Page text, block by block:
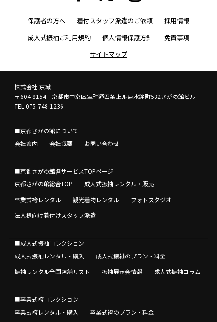
保護者の方へ 着付スタッフ派遣のご依頼
採用情報
成人式振袖ご利用規約
個人情報保護方針
免責事項
サイトマップ
株式会社 京繊
〒604-8154 京都市中京区室町通四条上ル菊水鉾町582さがの館ビル
TEL 075-748-1236
■京都さがの館について
会社案内
会社概要 お問い合わせ
■京都さがの館各サービスTOPページ
京都さがの館総合TOP
成人式振袖レンタル・販売
卒業式袴レンタル
観光着物レンタル
フォトスタジオ
法人様向け着付けスタッフ派遣
■成人式振袖コレクション
成人式振袖レンタル・購入
成人式振袖のプラン・料金
振袖レンタル全国店舗リスト
振袖展示会情報 成人式振袖コラム
■卒業式袴コレクション
卒業式袴レンタル・購入
卒業式袴のプラン・料金